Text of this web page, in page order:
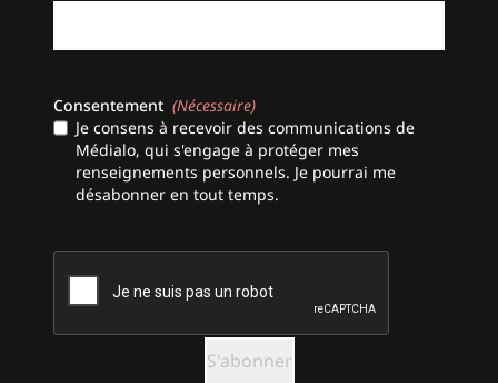
Consentement (Nécessaire)
Je consens à recevoir des communications de
Médialo, qui s'engage à protéger mes
renseignements personnels. Je pourrai me
désabonner en tout temps.
CAPTCHA